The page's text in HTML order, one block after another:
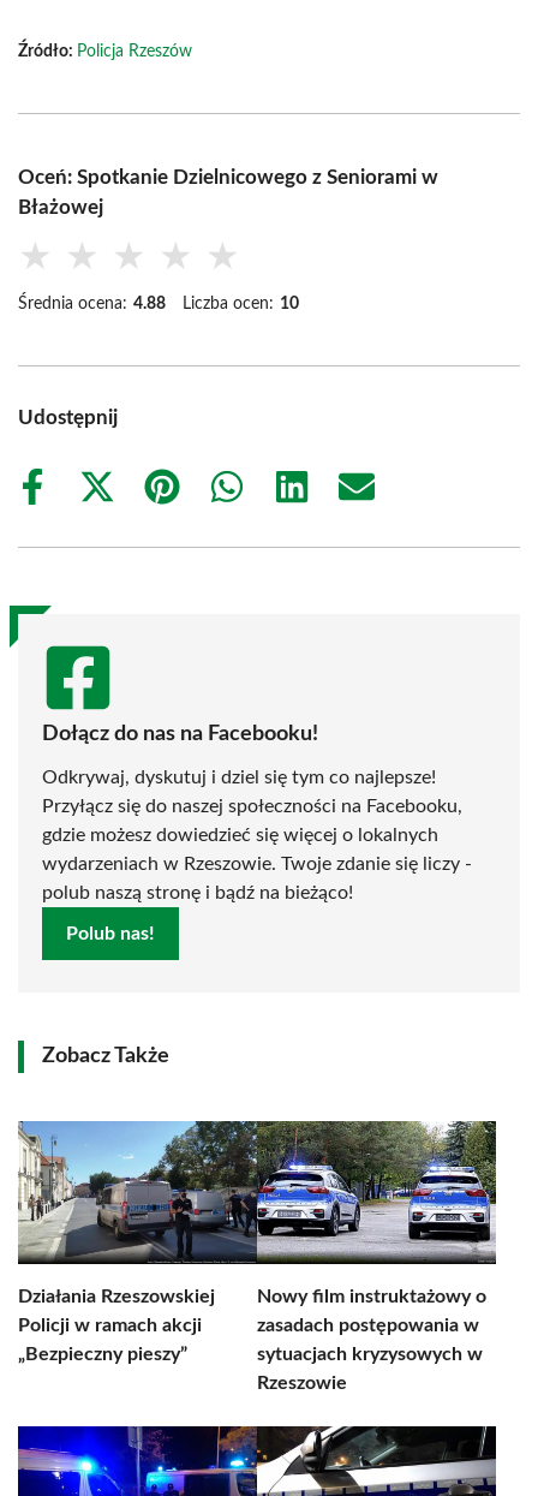
Źródło: Policja Rzeszów
Oceń: Spotkanie Dzielnicowego z Seniorami w
Błażowej
★ ★ ★ ★ ★
Średnia ocena: 4.88 Liczba ocen: 10
Udostępnij
Share
Share
(Twitter)
Share
Share
Share
Share
Dołącz do nas na Facebooku!
Odkrywaj, dyskutuj i dziel się tym co najlepsze!
Przyłącz się do naszej społeczności na Facebooku,
gdzie możesz dowiedzieć się więcej o lokalnych
wydarzeniach w Rzeszowie. Twoje zdanie się liczy -
polub naszą stronę i bądź na bieżąco!
Polub nas!
Zobacz Także
Działania Rzeszowskiej
Policji w ramach akcji
„Bezpieczny pieszy”
Nowy film instruktażowy o
zasadach postępowania w
sytuacjach kryzysowych w
Rzeszowie